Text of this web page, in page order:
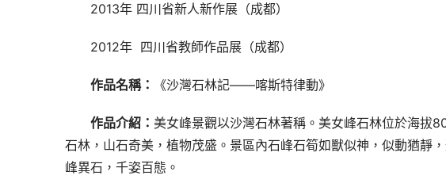
2013年 四川省新人新作展（成都）
2012年  四川省教師作品展（成都）
作品名稱： 《沙灣石林記——喀斯特律動》
作品介紹： 美女峰景觀以沙灣石林著稱。美女峰石林位於海拔
石林，山石奇美，植物茂盛。景區內石峰石筍如獸似神，似動猶靜
峰異石，千姿百態。